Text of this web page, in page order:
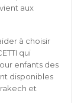
aux
à choisir
qui
enfants des
disponibles
et